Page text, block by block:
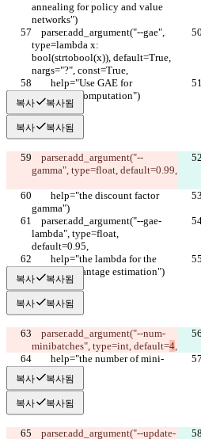
annealing for policy and value
networks")
type=lambda x:
bool(strtobool(x)), default=True,
nargs="?", const=True,
advantage computation")
복사 복사됨
복사 복사됨
gamma", type=float, default=0.99,
gamma")
lambda", type=float,
default=0.95,
general advantage estimation")
복사 복사됨
복사 복사됨
minibatches", type=int, default=4,
batches")
복사 복사됨
복사 복사됨